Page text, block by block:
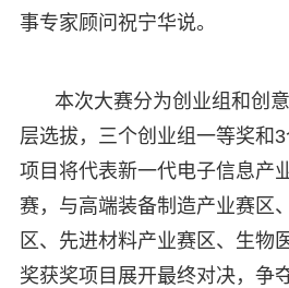
事专家顾问祝宁华说。
本次大赛分为创业组和创
层选拔，三个创业组一等奖和
项目将代表新一代电子信息产
赛，与高端装备制造产业赛区
区、先进材料产业赛区、生物
奖获奖项目展开最终对决，争